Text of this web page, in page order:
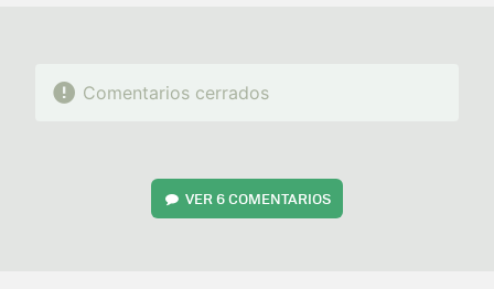
Comentarios cerrados
VER6 COMENTARIOS